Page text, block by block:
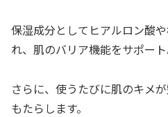
保湿成分としてヒアルロン酸
れ、肌のバリア機能をサポート
さらに、使うたびに肌のキメ
もたらします。